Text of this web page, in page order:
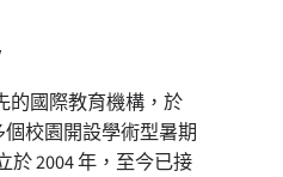
的國際教育機構，於
校園開設學術型暑期
於 2004 年，至今已接